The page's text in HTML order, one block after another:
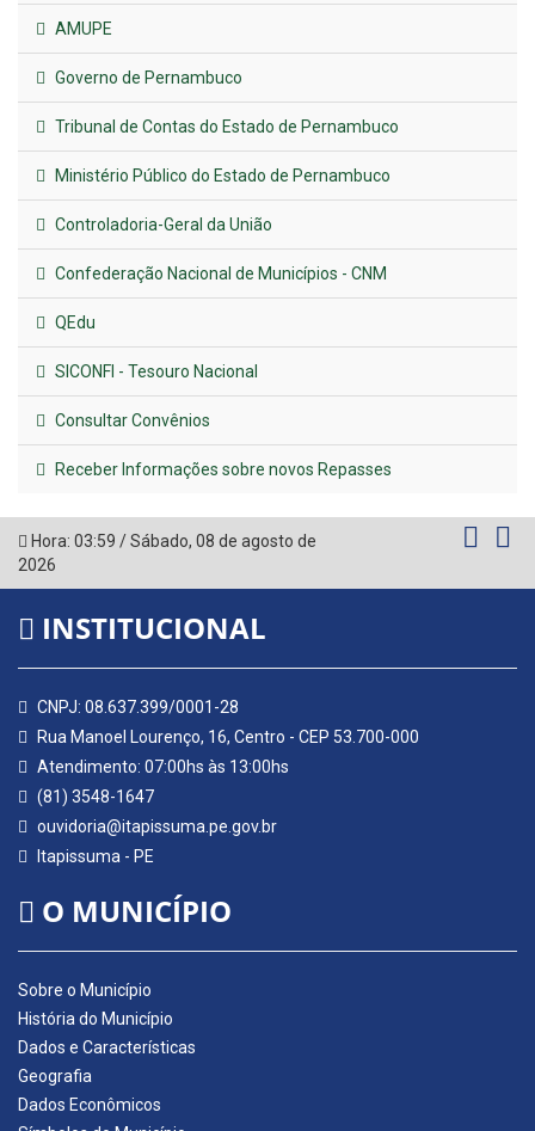
AMUPE
Governo de Pernambuco
Tribunal de Contas do Estado de Pernambuco
Ministério Público do Estado de Pernambuco
Controladoria-Geral da União
Confederação Nacional de Municípios - CNM
QEdu
SICONFI - Tesouro Nacional
Consultar Convênios
Receber Informações sobre novos Repasses
Hora: 03:59 /Sábado, 08 de agosto de
2026
INSTITUCIONAL
CNPJ: 08.637.399/0001-28
Rua Manoel Lourenço, 16, Centro - CEP 53.700-000
Atendimento: 07:00hs às 13:00hs
(81) 3548-1647
ouvidoria@itapissuma.pe.gov.br
Itapissuma - PE
O MUNICÍPIO
Sobre o Município
História do Município
Dados e Características
Geografia
Dados Econômicos